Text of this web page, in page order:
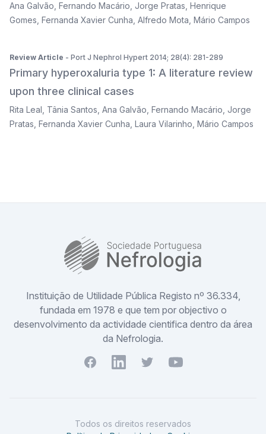
Ana Galvão Fernando Macário Jorge Pratas Henrique
Gomes Fernanda Xavier Cunha Alfredo Mota Mário Campos
Review Article - Port J Nephrol Hypert 2014; 28(4): 281-289
Primary hyperoxaluria type 1: A literature review
upon three clinical cases
Rita Leal Tânia Santos Ana Galvão Fernando Macário Jorge
Pratas Fernanda Xavier Cunha Laura Vilarinho Mário Campos
Instituição de Utilidade Pública Registo nº 36.334,
fundada em 1978 e que tem por objectivo o
desenvolvimento da actividade cientifica dentro da área
da Nefrologia.
FacebookYoutubeTwitterYoutube
Todos os direitos reservados